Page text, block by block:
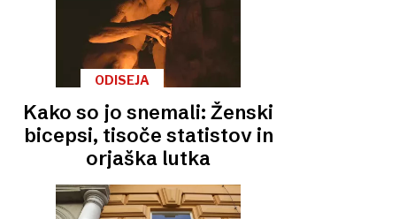
ODISEJA
Kako so jo snemali: Ženski
bicepsi, tisoče statistov in
orjaška lutka